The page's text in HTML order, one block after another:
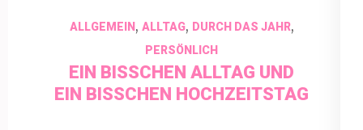
ALLGEMEIN, ALLTAG, DURCH DAS JAHR,
PERSÖNLICH
EIN BISSCHEN ALLTAG UND E
IN BISSCHEN HOCHZEITSTAG